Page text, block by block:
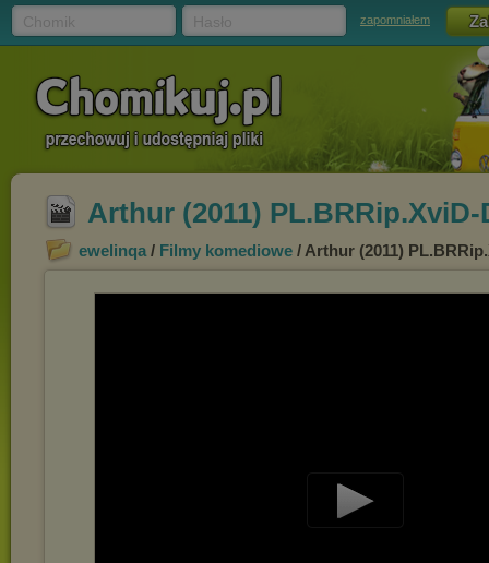
zapomniałem
Arthur (2011)
ewelinqa / Filmy komediowe / Arthur (2011)